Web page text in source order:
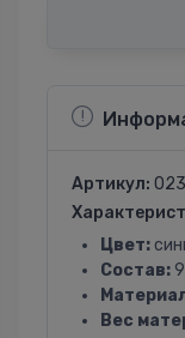
Артикул:
Цвет:
Состав:
Вес